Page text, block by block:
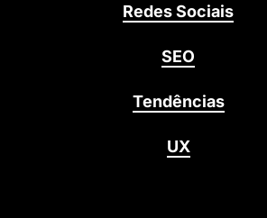
Redes Sociais
SEO
Tendências
UX